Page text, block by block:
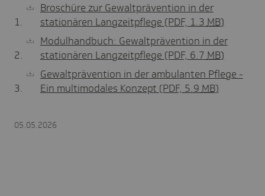
Broschüre zur Gewaltprävention in der
stationären Langzeitpflege (PDF, 1.3 MB)
Modulhandbuch: Gewaltprävention in der
stationären Langzeitpflege (PDF, 6.7 MB)
Gewaltprävention in der ambulanten Pflege -
Ein multimodales Konzept (PDF, 5.9 MB)
05.05.2026